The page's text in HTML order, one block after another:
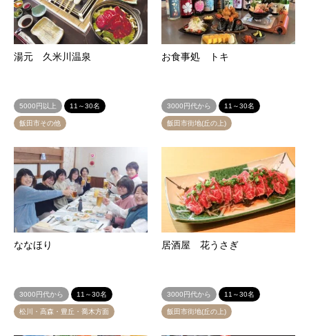
湯元 久米川温泉
5000円以上 11～30名
飯田市その他
お食事処 トキ
3000円代から 11～30名
飯田市街地(丘の上)
ななほり
3000円代から 11～30名
松川・高森・豊丘・喬木方面
居酒屋 花うさぎ
3000円代から 11～30名
飯田市街地(丘の上)